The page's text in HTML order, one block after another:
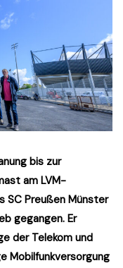
bis zur
am LVM-
SC Preußen Münster
gegangen. Er
der Telekom und
Mobilfunkversorgung